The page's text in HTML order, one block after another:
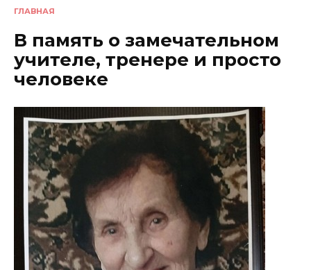
ГЛАВНАЯ
В память о замечательном
учителе, тренере и просто
человеке